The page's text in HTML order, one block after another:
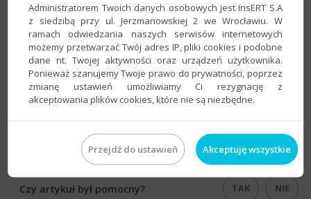
Temat należy doListy dostępnych trybów dekretacji
rozrachunków dla schematu dekretacji zapisu VAT.
Czy artykuł był pomocny? TAK NIE
Administratorem Twoich danych osobowych jest InsERT S.A
z siedzibą przy ul. Jerzmanowskiej 2 we Wrocławiu. W
ramach odwiedzania naszych serwisów internetowych
możemy przetwarzać Twój adres IP, pliki cookies i podobne
dane nt. Twojej aktywności oraz urządzeń użytkownika.
Ponieważ szanujemy Twoje prawo do prywatności, poprzez
zmianę ustawień umożliwiamy Ci rezygnację z
akceptowania plików cookies, które nie są niezbędne.
Przejdź do ustawień Akceptuję wszystkie